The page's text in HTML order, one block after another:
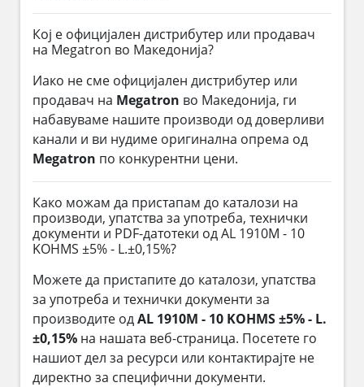
Кој е официјален дистрибутер или продавач
на Megatron во Македонија?
Иако не сме официјален дистрибутер или
продавач на Megatron во Македонија, ги
набавуваме нашите производи од доверливи
канали и ви нудиме оригинална опрема од
Megatron по конкурентни цени.
Како можам да пристапам до каталози на
производи, упатства за употреба, технички
документи и PDF-датотеки од AL 1910M - 10
KOHMS ±5% - L.±0,15%?
Можете да пристапите до каталози, упатства
за употреба и технички документи за
производите одAL 1910M - 10 KOHMS ±5% - L.
±0,15% на нашата веб-страница. Посетете го
нашиот дел за ресурси или контактирајте не
директно за специфични документи.